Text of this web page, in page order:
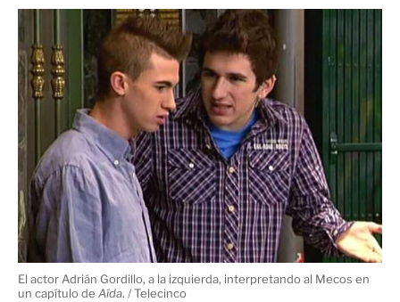
El actor Adrián Gordillo, a la izquierda, interpretando al Mecos en
un capítulo de Aída. / Telecinco